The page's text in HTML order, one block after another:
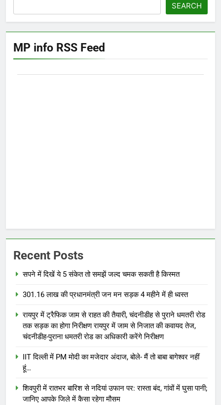
SEARCH
MP info RSS Feed
Recent Posts
सपने में दिखें ये 5 संकेत तो समझें जल्द चमक सकती है किस्मत
301.16 लाख की प्रधानमंत्री जन मन सड़क 4 महीने में ही ध्वस्त
रायपुर में ट्रैफिक जाम से राहत की तैयारी, चंदनीडीह से पुराने धमतरी रोड
तक सड़क का होगा निरीक्षण रायपुर में जाम से निजात की कवायद तेज,
चंदनीडीह-पुराना धमतरी रोड का अधिकारी करेंगे निरीक्षण
IIT दिल्ली में PM मोदी का मजेदार अंदाज, बोले- मैं तो बाबा बागेश्वर नहीं
हूं…
शिवपुरी में रातभर बारिश से नदियां उफान पर: रास्ता बंद, गांवों में घुसा पानी;
जानिए आपके जिले में कैसा रहेगा मौसम